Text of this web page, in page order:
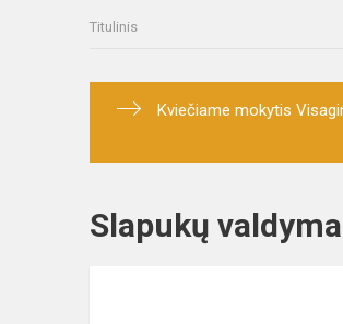
Titulinis
Kviečiame mokytis
Slapukų